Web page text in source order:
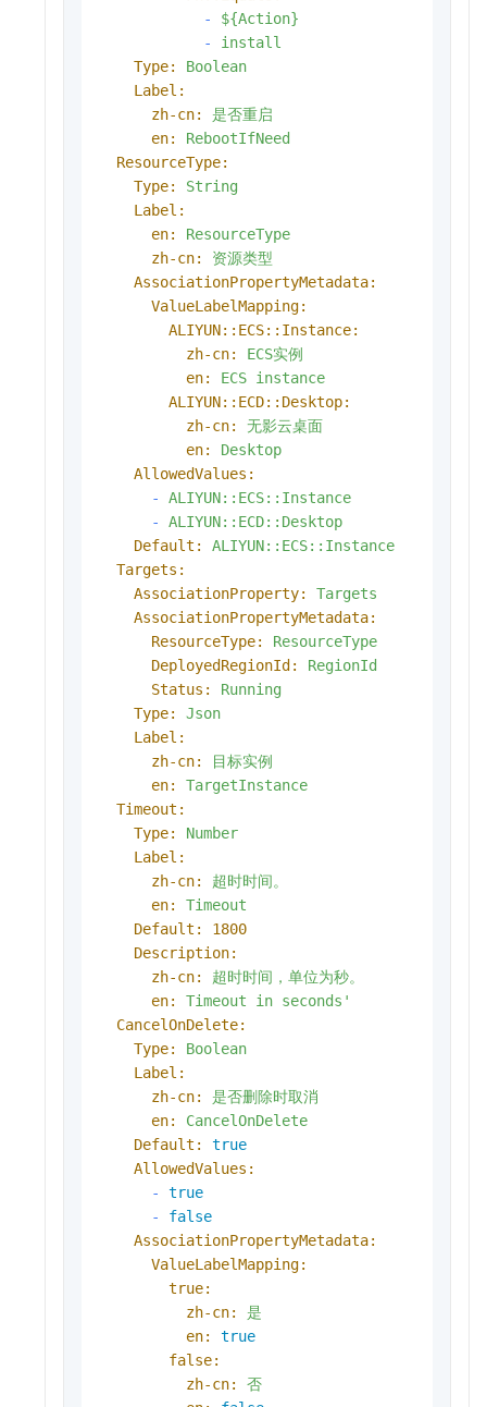
-
${Action}
-
install
Type:
Boolean
Label:
zh-cn:
是否重启
en:
RebootIfNeed
ResourceType:
Type:
String
Label:
en:
ResourceType
zh-cn:
资源类型
AssociationPropertyMetadata:
ValueLabelMapping:
ALIYUN::ECS::Instance:
zh-cn:
ECS实例
en:
ECS instance
ALIYUN::ECD::Desktop:
zh-cn:
无影云桌面
en:
Desktop
AllowedValues:
-
ALIYUN::ECS::Instance
-
ALIYUN::ECD::Desktop
Default:
ALIYUN::ECS::Instance
Targets:
AssociationProperty:
Targets
AssociationPropertyMetadata:
ResourceType:
ResourceType
DeployedRegionId:
RegionId
Status:
Running
Type:
Json
Label:
zh-cn:
目标实例
en:
TargetInstance
Timeout:
Type:
Number
Label:
zh-cn:
超时时间。
en:
Timeout
Default:
1800
Description:
zh-cn:
超时时间，单位为秒。
en:
Timeout in seconds'
CancelOnDelete:
Type:
Boolean
Label:
zh-cn:
是否删除时取消
en:
CancelOnDelete
Default:
true
AllowedValues:
-
true
-
false
AssociationPropertyMetadata:
ValueLabelMapping:
true:
zh-cn:
是
en:
true
false:
zh-cn:
否